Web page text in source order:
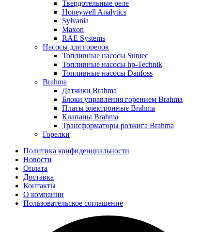
Твердотельные реле
Honeywell Analytics
Sylvania
Maxon
RAE Systems
Насосы для горелок
Топливные насосы Suntec
Топливные насосы hp-Technik
Топливные насосы Danfoss
Brahma
Датчики Brahma
Блоки управления горением Brahma
Платы электронные Brahma
Клапаны Brahma
Трансформаторы розжига Brahma
Горелки
Политика конфиденциальности
Новости
Оплата
Доставка
Контакты
О компании
Пользовательское соглашение